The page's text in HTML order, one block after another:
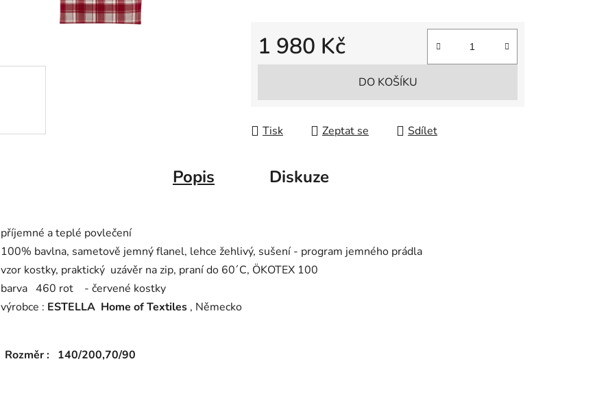
1 980 Kč
Měrná cena:
DO KOŠÍKU
Tisk Zeptat se Sdílet
Popis Diskuze
příjemné a teplé povlečení
100% bavlna, sametově jemný flanel, lehce žehlivý, sušení - program jemného prádla
vzor kostky, praktický uzávěr na zip, praní do 60´C, ÖKOTEX 100
barva 460 rot - červené kostky
výrobce : ESTELLA Home of Textiles , Německo
Rozměr : 140/200,70/90